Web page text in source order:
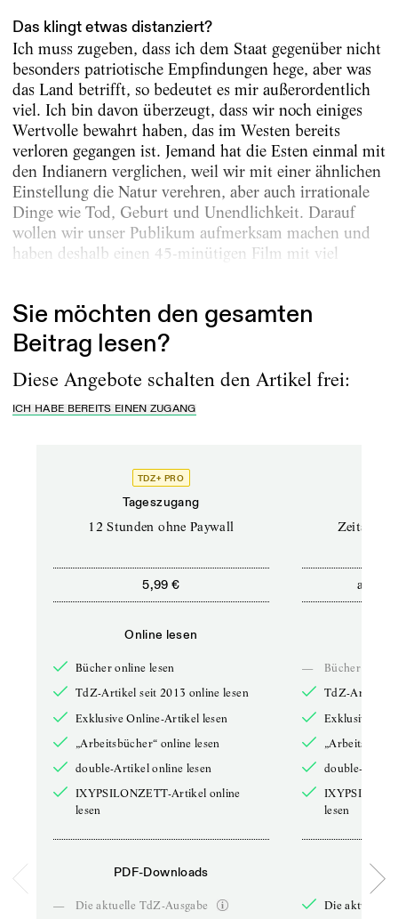
Das klingt etwas distanziert?
Ich muss zugeben, dass ich dem Staat gegenüber nicht
besonders patriotische Empfindungen hege, aber was
das Land betrifft, so bedeutet es mir außerordentlich
viel. Ich bin davon überzeugt, dass wir noch einiges
Wertvolle bewahrt haben, das im Westen bereits
verloren gegangen ist. Jemand hat die Esten einmal mit
den Indianern verglichen, weil wir mit einer ähnlichen
Einstellung die Natur verehren, aber auch irrationale
Dinge wie Tod, Geburt und Unendlichkeit. Darauf
wollen wir unser Publikum aufmerksam machen und
haben deshalb einen 45-minütigen Film mit viel
Sie möchten den gesamten
Beitrag lesen?
Diese Angebote schalten den Artikel frei:
ICH HABE BEREITS EINEN ZUGANG
TDZ+ PRO
Tageszugang
12 Stunden ohne Paywall
5,99 €
Online lesen
Bücher online lesen
TdZ-Artikel seit 2013 online lesen
Exklusive Online-Artikel lesen
„Arbeitsbücher“ online lesen
double-Artikel online lesen
IXYPSILONZETT-Artikel online
lesen
PDF-Downloads
— Die aktuelle TdZ-Ausgabe
ab
—
Bücher online
TdZ-Artikel
Exklusive
double-
lesen
Die aktuelle